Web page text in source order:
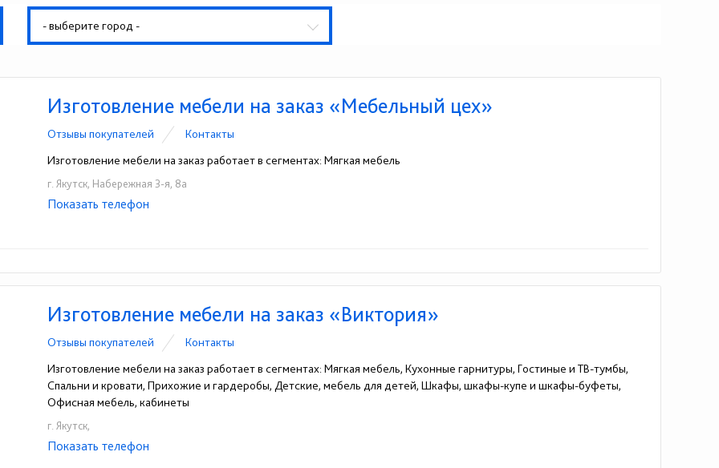
- выберите город -
Изготовление мебели на заказ «Мебельный цех»
Отзывы покупателей
Контакты
Изготовление мебели на заказ работает в сегментах: Мягкая мебель
г. Якутск, Набережная 3-я, 8а
☎+7-924-175-76-66
Показать телефон
Изготовление мебели на заказ «Виктория»
Отзывы покупателей
Контакты
Изготовление мебели на заказ работает в сегментах: Мягкая мебель, Кухонные гарнитуры, Гостиные и ТВ-тумбы,
Спальни и кровати, Прихожие и гардеробы, Детские, мебель для детей, Шкафы, шкафы-купе и шкафы-буфеты,
Офисная мебель, кабинеты
г. Якутск,
☎+7(4112)401-111
Показать телефон